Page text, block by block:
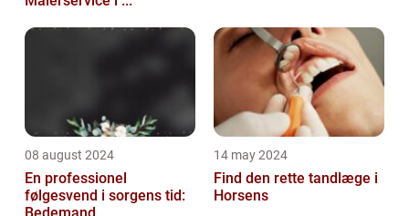
08 august 2024
En professionel
følgesvend i sorgens tid:
14 may 2024
Find den rette tandlæge i
Horsens